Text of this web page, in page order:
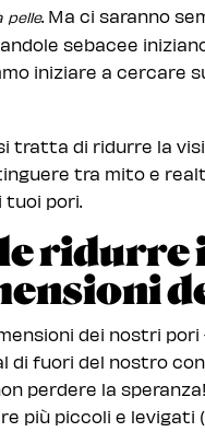
pelle. Ma ci saranno
sebacee
iniziare a cercare
tratta di ridurre la
tra mito e
tuoi pori.
ridurre
dei nostri
fuori del nostro
perdere la
più piccoli e levigati